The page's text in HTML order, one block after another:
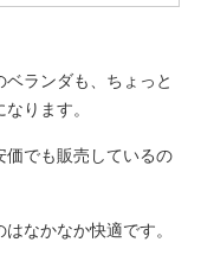
ランダも、ちょっと
ります。
価でも販売しているの
なかなか快適です。